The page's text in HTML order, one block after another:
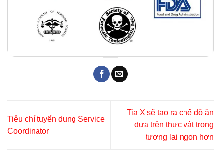
Tiêu chí tuyển dụng Service
Coordinator
Tia X sẽ tạo ra chế độ ăn
dựa trên thực vật trong
tương lai ngon hơn